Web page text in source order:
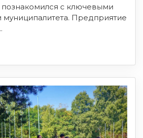
познакомился с ключевыми
Предприятие